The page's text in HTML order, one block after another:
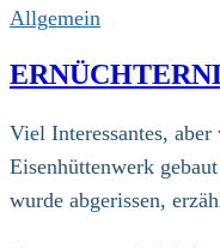
Allgemein
Viel Interessantes,
Eisenhüttenwerk
wurde abgerissen,